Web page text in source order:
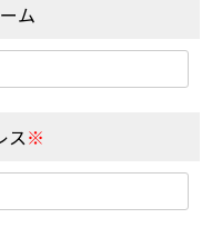
ム
ス※